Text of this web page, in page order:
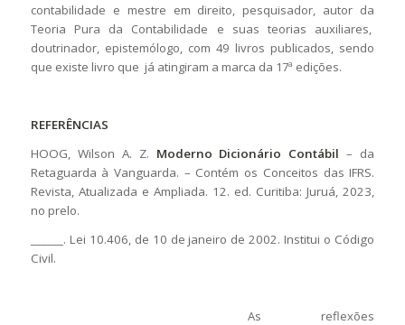
contabilidade e mestre em direito, pesquisador, autor da
Teoria Pura da Contabilidade e suas teorias auxiliares,
doutrinador, epistemólogo, com 49 livros publicados, sendo
que existe livro que já atingiram a marca da 17ª edições.
REFERÊNCIAS
HOOG, Wilson A. Z. Moderno Dicionário Contábil – da
Retaguarda à Vanguarda. – Contém os Conceitos das IFRS.
Revista, Atualizada e Ampliada. 12. ed. Curitiba: Juruá, 2023,
no prelo.
______. Lei 10.406, de 10 de janeiro de 2002. Institui o Código
Civil.
As reflexões